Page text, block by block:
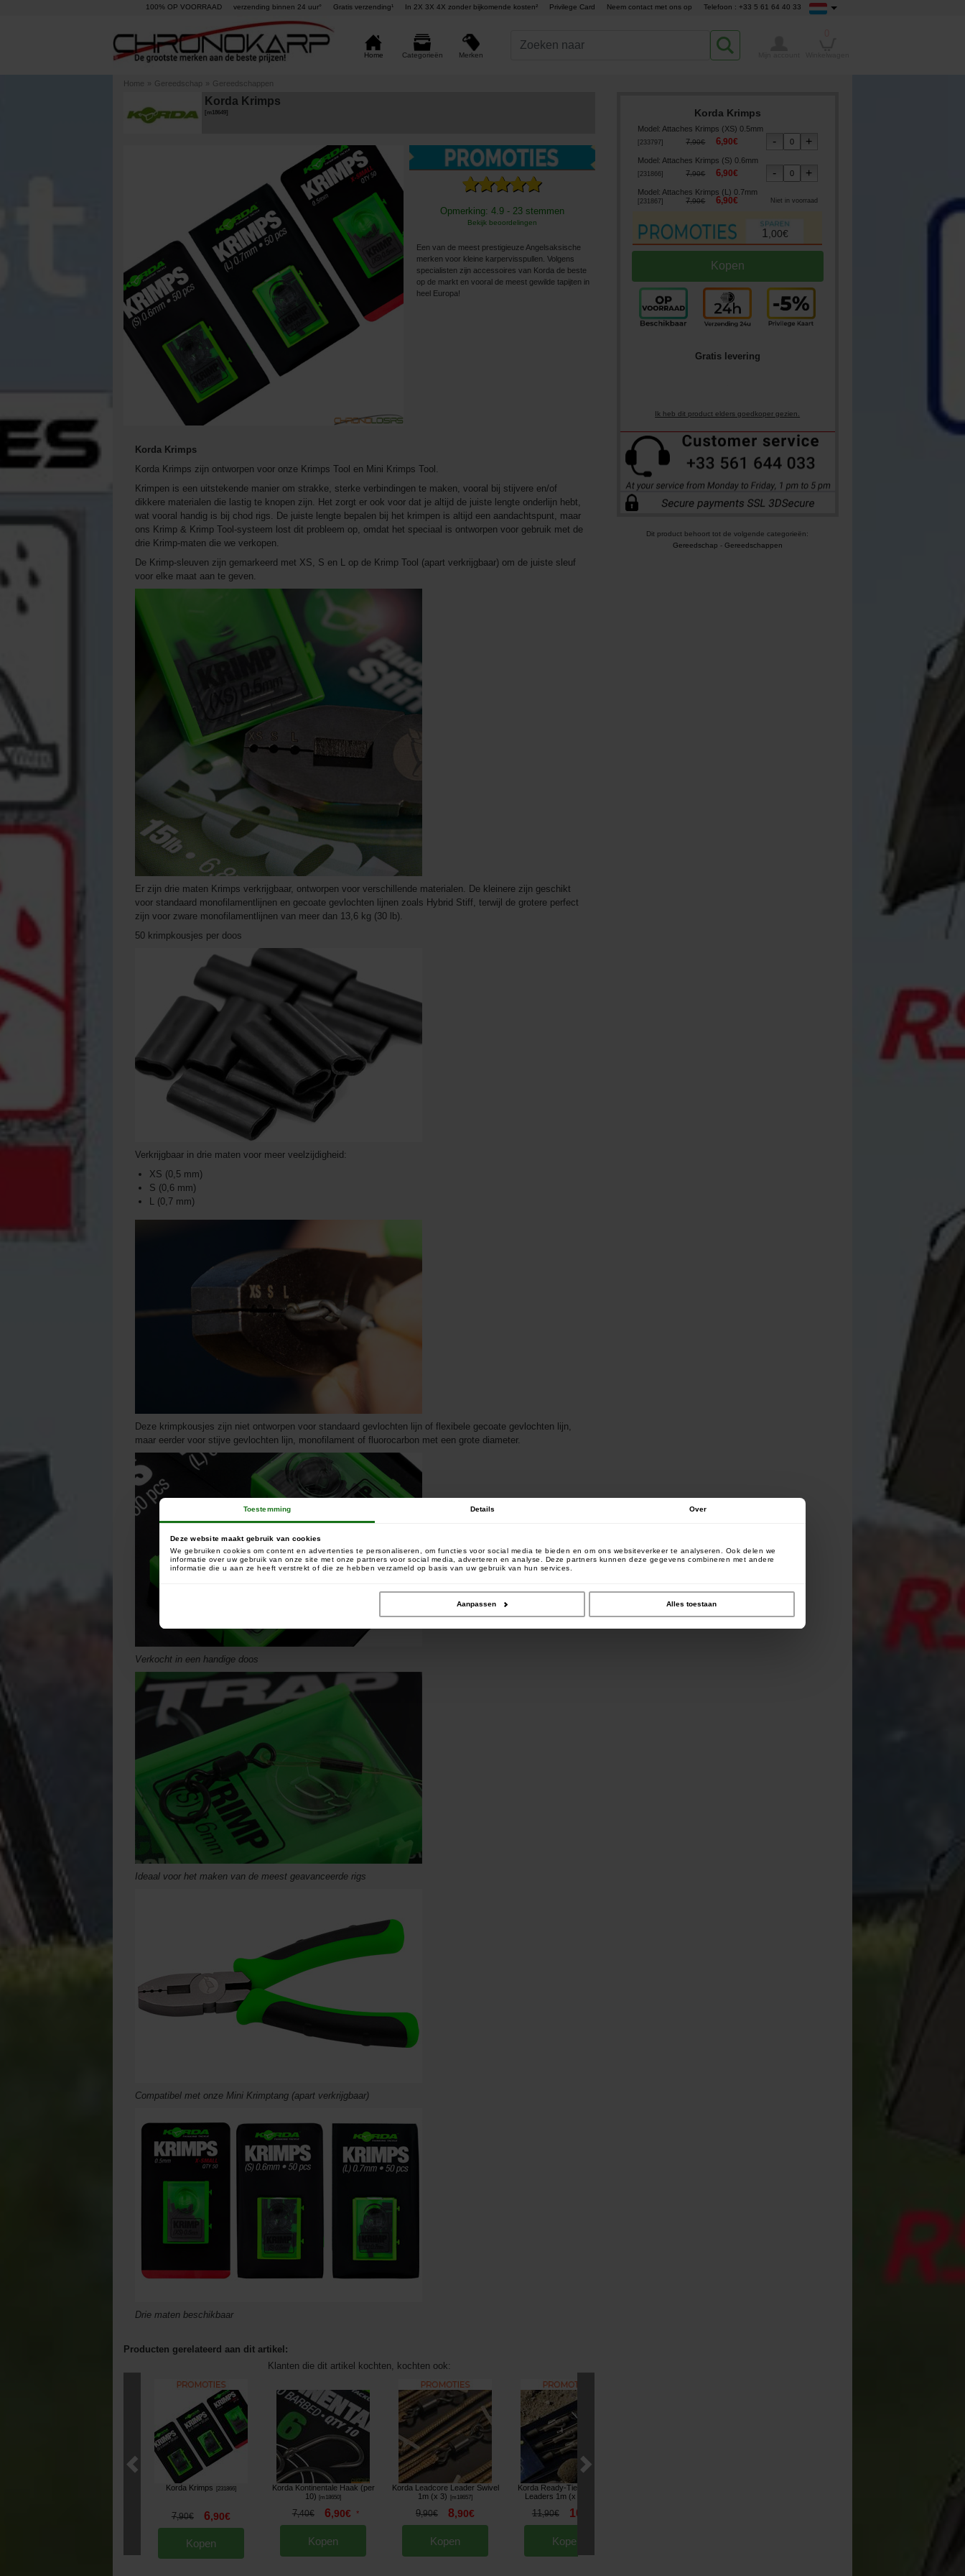
Toestemming Details Over
Deze website maakt gebruik van cookies
We gebruiken cookies om content en advertenties te personaliseren, om functies voor social media te bieden en om ons websiteverkeer te analyseren. Ook delen we
informatie over uw gebruik van onze site met onze partners voor social media, adverteren en analyse. Deze partners kunnen deze gegevens combineren met andere
informatie die u aan ze heeft verstrekt of die ze hebben verzameld op basis van uw gebruik van hun services.
Aanpassen Alles toestaan
100% OP VOORRAAD verzending binnen 24 uur° Gratis verzending¹ In 2X 3X 4X zonder bijkomende kosten² Privilege Card Neem contact met ons op Telefoon : +33 5 61 64 40 33
Home Categorieën Merken
Home » Gereedschap » Gereedschappen
Korda Krimps
m18649]
Opmerking: 4.9 - 23 stemmen
Bekijk beoordelingen
Een van de meest prestigieuze Angelsaksische
merken voor kleine karpervisspullen. Volgens
specialisten zijn accessoires van Korda de beste
op de markt en vooral de meest gewilde tapijten in
heel Europa!
Korda Krimps
Model: Attaches Krimps (XS) 0.5mm
233797] 7,90€ 6,90€
Model: Attaches Krimps (S) 0.6mm
231866] 7,90€ 6,90€
Model: Attaches Krimps (L) 0.7mm
231867] 7,90€ 6,90€ Niet in voorraad
1 ,00€
Gratis levering
Ik heb dit product elders goedkoper gezien.
Dit product behoort tot de volgende categorieën:
Gereedschap - Gereedschappen
Korda Krimps
Korda Krimps zijn ontworpen voor onze Krimps Tool en Mini Krimps Tool.
Krimpen is een uitstekende manier om strakke, sterke verbindingen te maken, vooral bij stijvere en/of
dikkere materialen die lastig te knopen zijn. Het zorgt er ook voor dat je altijd de juiste lengte onderlijn hebt,
wat vooral handig is bij chod rigs. De juiste lengte bepalen bij het krimpen is altijd een aandachtspunt, maar
ons Krimp & Krimp Tool-systeem lost dit probleem op, omdat het speciaal is ontworpen voor gebruik met de
drie Krimp-maten die we verkopen.
De Krimp-sleuven zijn gemarkeerd met XS, S en L op de Krimp Tool (apart verkrijgbaar) om de juiste sleuf
voor elke maat aan te geven.
Er zijn drie maten Krimps verkrijgbaar, ontworpen voor verschillende materialen. De kleinere zijn geschikt
voor standaard monofilamentlijnen en gecoate gevlochten lijnen zoals Hybrid Stiff, terwijl de grotere perfect
zijn voor zware monofilamentlijnen van meer dan 13,6 kg (30 lb).
50 krimpkousjes per doos
Verkrijgbaar in drie maten voor meer veelzijdigheid:
XS (0,5 mm)
S (0,6 mm)
L (0,7 mm)
Deze krimpkousjes zijn niet ontworpen voor standaard gevlochten lijn of flexibele gecoate gevlochten lijn,
maar eerder voor stijve gevlochten lijn, monofilament of fluorocarbon met een grote diameter.
Verkocht in een handige doos
Ideaal voor het maken van de meest geavanceerde rigs
Compatibel met onze Mini Krimptang (apart verkrijgbaar)
Drie maten beschikbaar
Producten gerelateerd aan dit artikel:
Klanten die dit artikel kochten, kochten ook:
Korda Krimps 231866]
7,90€ 6,90€
Kopen
Korda Kontinentale Haak (per
10)
[m18650]
7,40€ 6,90€ *
Kopen
Korda Leadcore Leader Swivel
1m (x 3)
m18657]
9,90€ 8,90€
Kopen
Korda Ready-Tied Leadcore
Leaders 1m (x 3)
11,90€ 10
Kopen